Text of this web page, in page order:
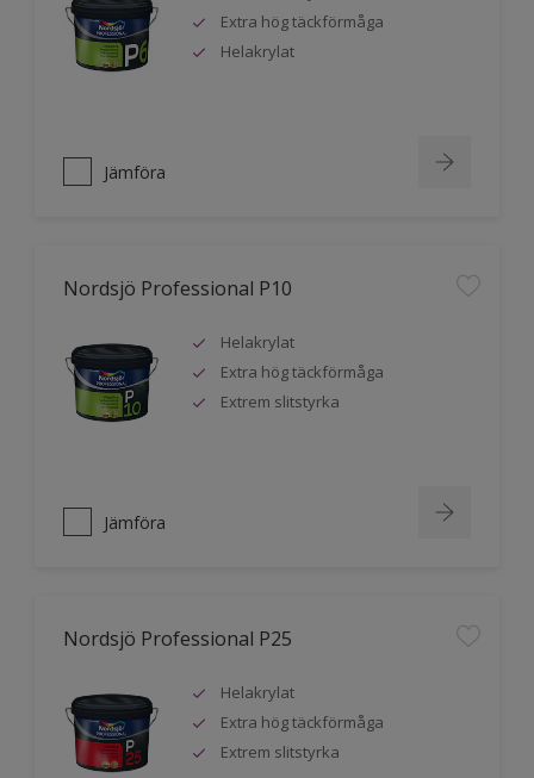
Extra hög täckförmåga
Helakrylat
Jämföra
Nordsjö Professional P10
Helakrylat
Extra hög täckförmåga
Extrem slitstyrka
Jämföra
Nordsjö Professional P25
Helakrylat
Extra hög täckförmåga
Extrem slitstyrka